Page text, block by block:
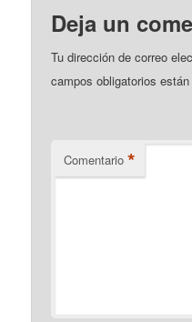
Deja un
Tu dirección de correo
campos obligatorios
Comentario *